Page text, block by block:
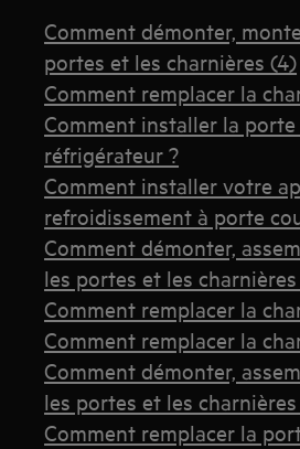
Comment démonter,
portes et les charnières (4)
Comment remplacer la
Comment installer la
réfrigérateur ?
Comment installer votre
refroidissement à porte
Comment démonter,
les portes et les
Comment remplacer la
Comment remplacer la
Comment démonter,
les portes et les charnières
Comment remplacer la